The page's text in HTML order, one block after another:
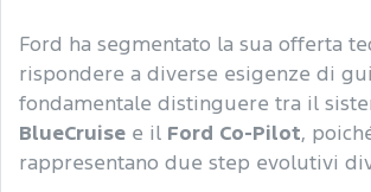
Ford ha segmentato la sua offerta
rispondere a diverse esigenze di
fondamentale distinguere tra il
BlueCruise e il Ford Co-Pilot,
rappresentano due step evolutivi